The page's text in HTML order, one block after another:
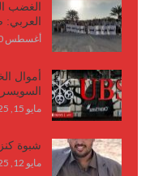
الغضب
أغسطس 20, 2025
أموال
مايو 15, 2025
شبوة
مايو 12, 2025